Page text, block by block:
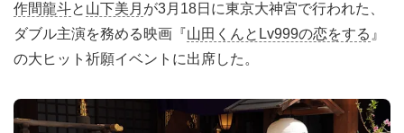
作間龍斗と 山下美月 が3月18日に東京大神宮で行われた、
ダブル主演を務める映画『山田くんとLv999の恋をする 』
の大ヒット祈願イベントに出席した。